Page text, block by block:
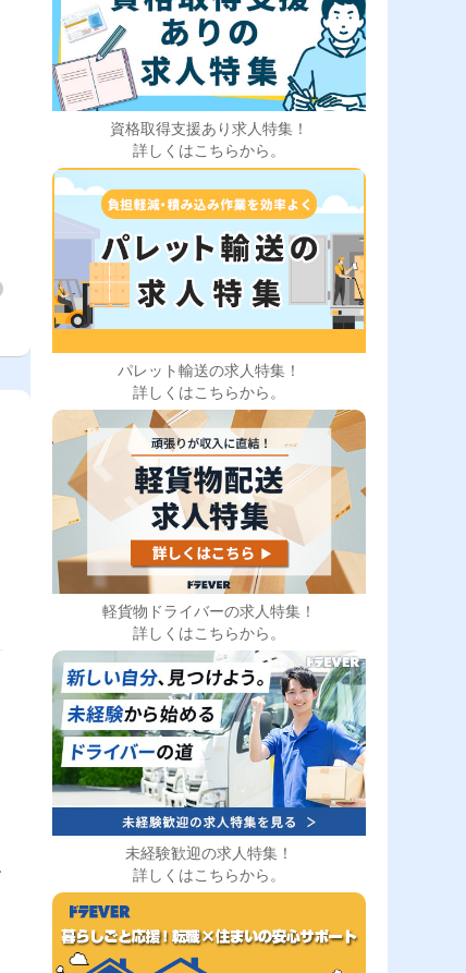
資格取得支援あり求人特集！
詳しくはこちらから。
パレット輸送の求人特集！
詳しくはこちらから。
軽貨物ドライバーの求人特集！
詳しくはこちらから。
未経験歓迎の求人特集！
詳しくはこちらから。